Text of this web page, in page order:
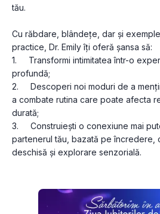
tău.
Cu răbdare, blândețe, dar și
practice, Dr. Emily îți oferă șansa să:
1.     Transformi intimitatea într-o
profundă;
2.     Descoperi noi moduri de a
a combate rutina care poate afecta
durată;
3.     Construiești o conexiune mai
partenerul tău, bazată pe încredere,
deschisă și explorare senzorială.